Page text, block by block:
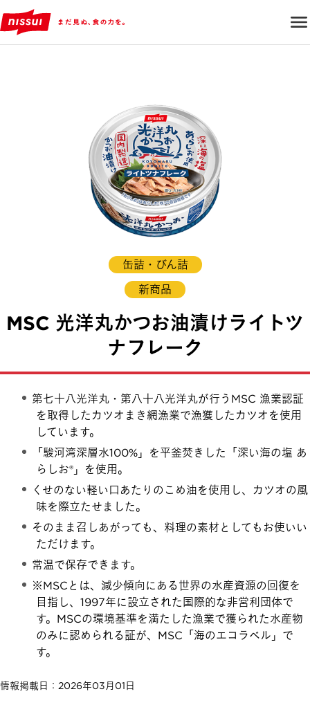
缶詰・びん詰
新商品
MSC 光洋丸かつお油漬けライトツ
ナフレーク
第七十八光洋丸・第八十八光洋丸が行うMSC 漁業認証
を取得したカツオまき網漁業で漁獲したカツオを使用
しています。
「駿河湾深層水100%」を平釜焚きした「深い海の塩 あ
らしお®」を使用。
くせのない軽い口あたりのこめ油を使用し、カツオの風
味を際立たせました。
そのまま召しあがっても、料理の素材としてもお使いい
ただけます。
常温で保存できます。
※MSCとは、減少傾向にある世界の水産資源の回復を
目指し、1997年に設立された国際的な非営利団体で
す。MSCの環境基準を満たした漁業で獲られた水産物
のみに認められる証が、MSC「海のエコラベル」で
す。
情報掲載日：2026年03月01日